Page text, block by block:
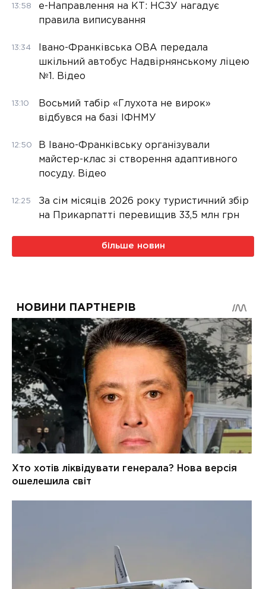
13:58
е-Направлення на КТ: НСЗУ нагадує
правила виписування
13:34
Івано-Франківська ОВА передала
шкільний автобус Надвірнянському ліцею
№1. Відео
13:10
Восьмий табір «Глухота не вирок»
відбувся на базі ІФНМУ
12:50
В Івано-Франківську організували
майстер-клас зі створення адаптивного
посуду. Відео
12:25
За сім місяців 2026 року туристичний збір
на Прикарпатті перевищив 33,5 млн грн
більше новин